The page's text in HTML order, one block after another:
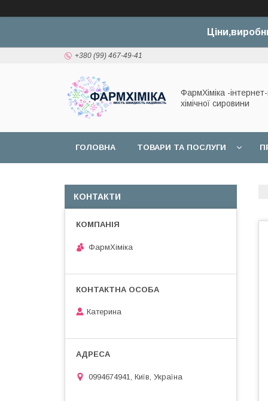
+380 (99) 467-49-41
ФармХіміка -
хімічної сировини
ГОЛОВНА ТОВАРИ ТА ПОСЛУГИ
КОНТАКТИ
ФармХіміка
Катерина
0994674941, Київ, Україна